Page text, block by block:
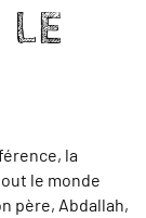
la
le monde
père, Abdallah,